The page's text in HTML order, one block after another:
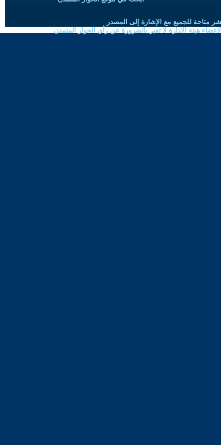
متاحة للجميع مع الإشارة إلى المصدر
هيئة الادارة لا تعبر بالضرورة عن رأي الحوار المتمدن